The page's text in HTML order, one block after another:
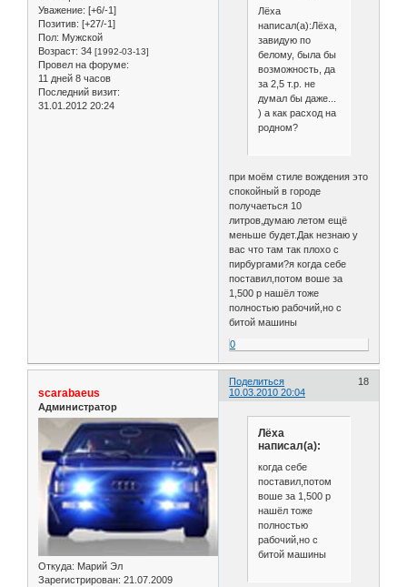
Уважение: [+6/-1]
Позитив: [+27/-1]
Пол: Мужской
Возраст: 34 [1992-03-13]
Провел на форуме:
11 дней 8 часов
Последний визит:
31.01.2012 20:24
Лёха
написал(а):Лёха,
завидую по
белому, была бы
возможность, да
за 2,5 т.р. не
думал бы даже...
) а как расход на
родном?
при моём стиле вождения это
спокойный в городе
получаеться 10
литров,думаю летом ещё
меньше будет.Дак незнаю у
вас что там так плохо с
пирбургами?я когда себе
поставил,потом воше за
1,500 р нашёл тоже
полностью рабочий,но с
битой машины
0
Поделиться
18
10.03.2010 20:04
scarabaeus
Администратор
Откуда: Марий Эл
Зарегистрирован: 21.07.2009
Лёха
написал(а):
когда себе
поставил,потом
воше за 1,500 р
нашёл тоже
полностью
рабочий,но с
битой машины